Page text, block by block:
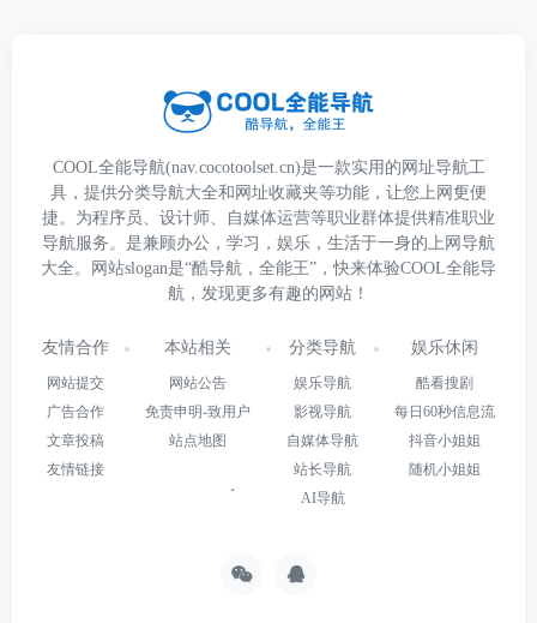
COOL全能导航(nav.cocotoolset.cn)是一款实用的网址导航工
具，提供分类导航大全和网址收藏夹等功能，让您上网更便
捷。为程序员、设计师、自媒体运营等职业群体提供精准职业
导航服务。是兼顾办公，学习，娱乐，生活于一身的上网导航
大全。网站slogan是“酷导航，全能王”，快来体验COOL全能导
航，发现更多有趣的网站！
友情合作
网站提交
广告合作
文章投稿
友情链接
本站相关
网站公告
免责申明-致用户
站点地图
分类导航
娱乐导航
影视导航
自媒体导航
站长导航
AI导航
娱乐休闲
酷看搜剧
每日60秒信息流
抖音小姐姐
随机小姐姐